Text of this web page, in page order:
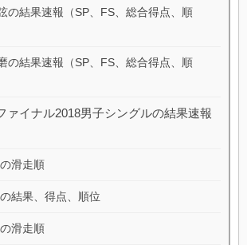
の結果速報（SP、FS、総合得点、順
の結果速報（SP、FS、総合得点、順
ァイナル2018男子シングルの結果速報
滑走順
結果、得点、順位
滑走順